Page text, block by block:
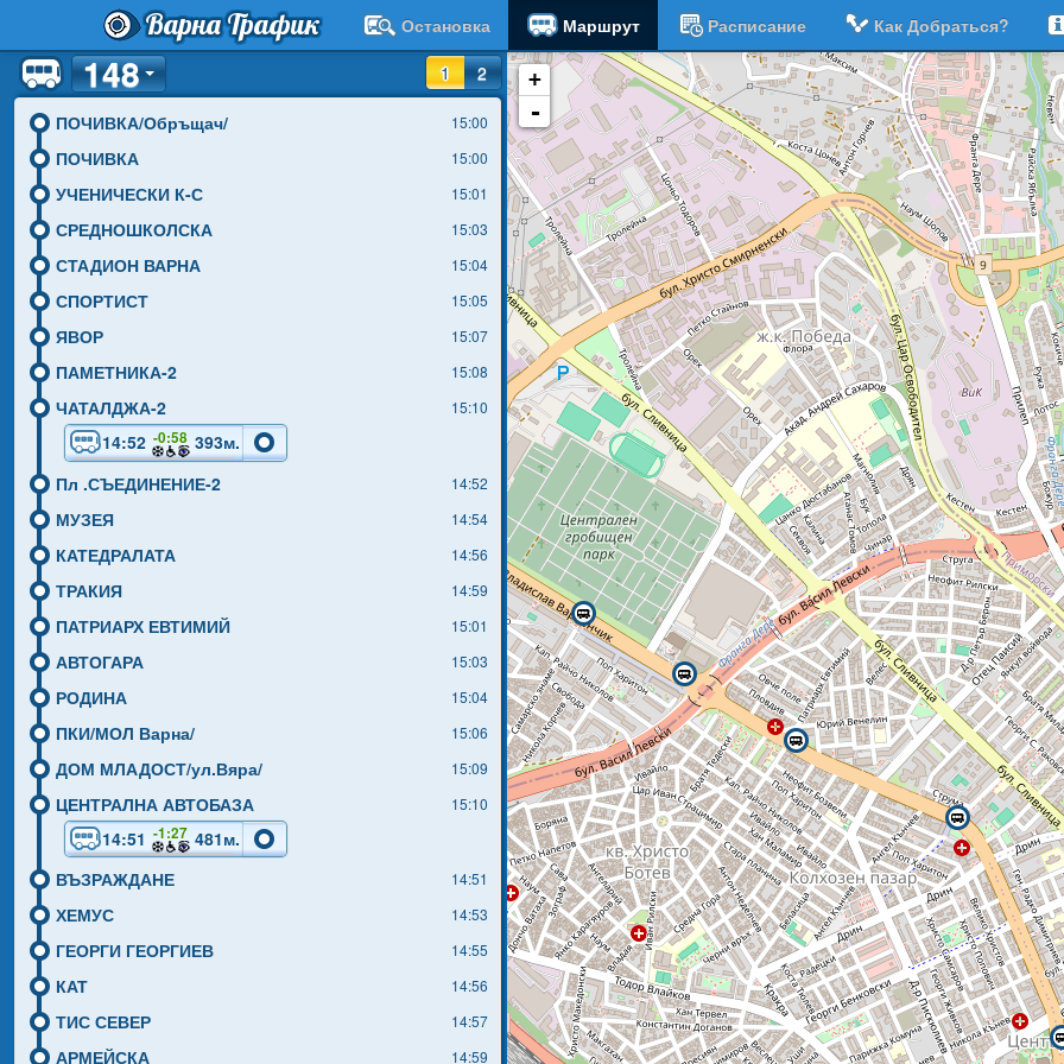
Варна Трафик Остановка Маршрут Расписание
Как Добраться?
1
2
148
ПОЧИВКА/Обръщач/ 15:00
ПОЧИВКА 15:00
УЧЕНИЧЕСКИ К-С 15:01
СРЕДНОШКОЛСКА 15:03
СТАДИОН ВАРНА 15:04
СПОРТИСТ 15:05
ЯВОР 15:07
ПАМЕТНИКА-2 15:08
ЧАТАЛДЖА-2 15:10
14:52 -0:58393м.
Пл .СЪЕДИНЕНИЕ-2
14:52
МУЗЕЯ 14:54
КАТЕДРАЛАТА 14:56
ТРАКИЯ 14:59
ПАТРИАРХ ЕВТИМИЙ 15:01
АВТОГАРА 15:03
РОДИНА 15:04
ПКИ/МОЛ Варна/ 15:06
ДОМ МЛАДОСТ/ул.Вяра/ 15:09
ЦЕНТРАЛНА АВТОБАЗА 15:10
14:51 -1:27481м.
ВЪЗРАЖДАНЕ
14:51
ХЕМУС 14:53
ГЕОРГИ ГЕОРГИЕВ 14:55
КАТ 14:56
ТИС СЕВЕР 14:57
АРМЕЙСКА 14:59
×
14:51
+
-